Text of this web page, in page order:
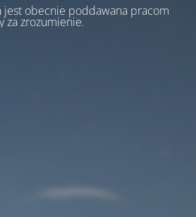
jest obecnie poddawana pracom
za zrozumienie.